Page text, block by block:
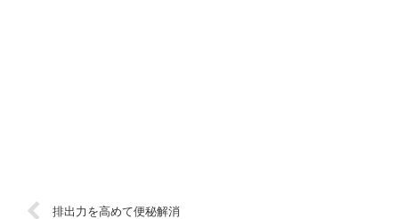
排出力を高めて便秘解消